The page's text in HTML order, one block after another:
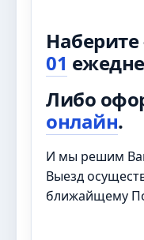
Наберите
01
Либо
онлайн.
И мы решим
Выезд
ближайщему